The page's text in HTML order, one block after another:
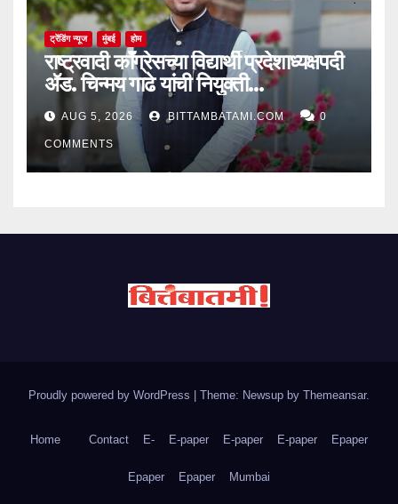
ट्रेंडिंग न्यूज मुंबई होम
राष्ट्रवादी काँग्रेसच्या विद्यार्थी प्रदेशाध्यक्षपदी
ॲड. चिन्मय गाढे यांची नियुक्ती…
AUG 5, 2026 BITTAMBATAMI.COM 0
COMMENTS
Proudly powered by WordPress | Theme: Newsup by Themeansar.
Home Contact E- E-paper E-paper E-paper Epaper
Epaper Epaper Mumbai